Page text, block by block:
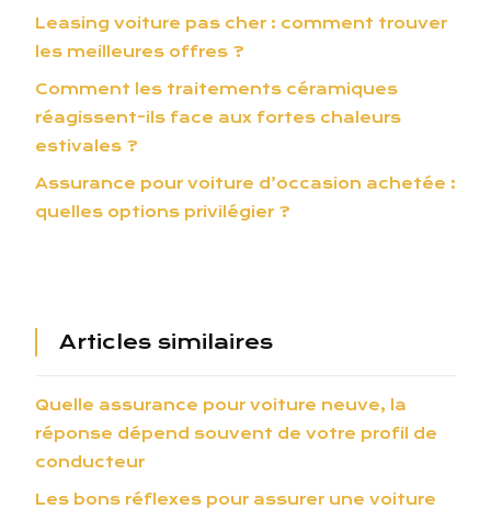
Leasing voiture pas cher : comment trouver
les meilleures offres ?
Comment les traitements céramiques
réagissent-ils face aux fortes chaleurs
estivales ?
Assurance pour voiture d’occasion achetée :
quelles options privilégier ?
Articles similaires
Quelle assurance pour voiture neuve, la
réponse dépend souvent de votre profil de
conducteur
Les bons réflexes pour assurer une voiture